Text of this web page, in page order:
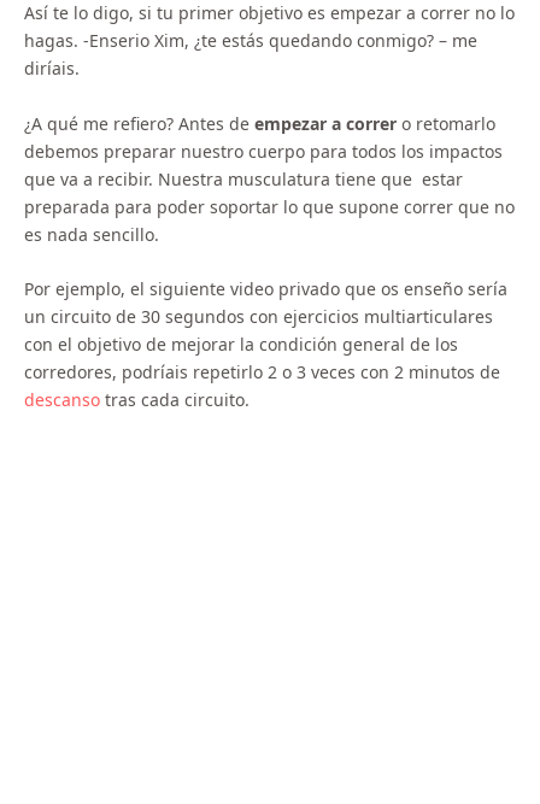
Así te lo digo, si tu primer objetivo es empezar a correr no lo
hagas. -Enserio Xim, ¿te estás quedando conmigo? – me
diríais.
¿A qué me refiero? Antes de empezar a correr o retomarlo
debemos preparar nuestro cuerpo para todos los impactos
que va a recibir. Nuestra musculatura tiene que estar
preparada para poder soportar lo que supone correr que no
es nada sencillo.
Por ejemplo, el siguiente video privado que os enseño sería
un circuito de 30 segundos con ejercicios multiarticulares
con el objetivo de mejorar la condición general de los
corredores, podríais repetirlo 2 o 3 veces con 2 minutos de
descanso tras cada circuito.